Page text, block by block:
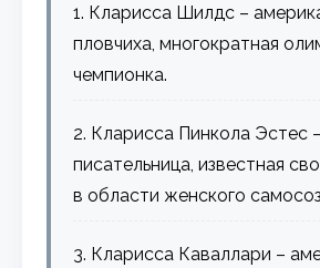
1. Кларисса Шилдс –
пловчиха, многократная
чемпионка.
2. Кларисса Пинкола Эстес
писательница, известная
в области женского
3. Кларисса Каваллари –